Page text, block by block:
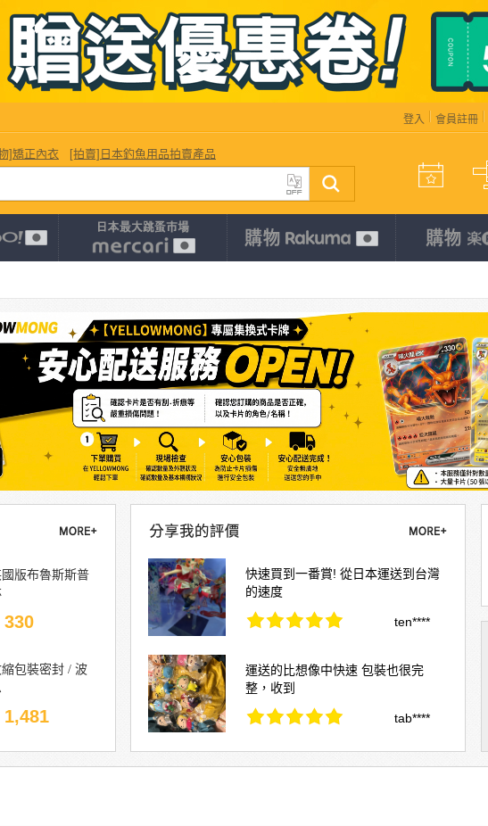
登入 會員註冊
]矯正內衣 [拍賣]日本釣魚用品拍賣產品
版布魯斯斯普
330
包裝密封 / 波
1,481
快速買到一番賞! 從日本運送到台灣
的速度
ten****
運送的比想像中快速 包裝也很完
整，收到
tab****